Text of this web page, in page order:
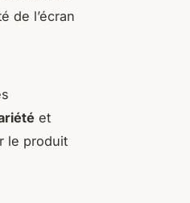
de l’écran
et
le produit